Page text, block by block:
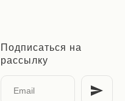
Подписаться на
рассылку